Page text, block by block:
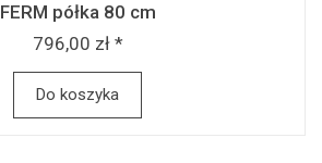
FERM półka 80 cm
796,00 zł *
Do koszyka